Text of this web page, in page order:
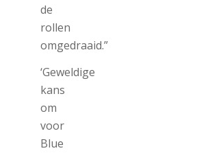
de
rollen
omgedraaid.”
‘Geweldige
kans
om
voor
Blue